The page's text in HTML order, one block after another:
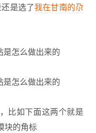
是选了我在甘南的尕
比如下面这两个就是
块的角标